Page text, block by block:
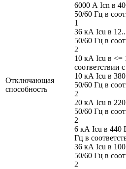
Отключающая
способность
6000 А Icn в
50/60 Гц в
1
36 кА Icu в
50/60 Гц в
2
10 кА Icu в <=
соответствии
10 кА Icu в
50/60 Гц в
2
20 кА Icu в
50/60 Гц в
2
6 кА Icu в 440
Гц в
36 кА Icu в
50/60 Гц в
2